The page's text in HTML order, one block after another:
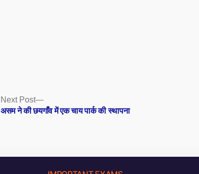
Next Post
Next
post:
असम ने की छयगाँव में एक चाय पार्क की स्थापना